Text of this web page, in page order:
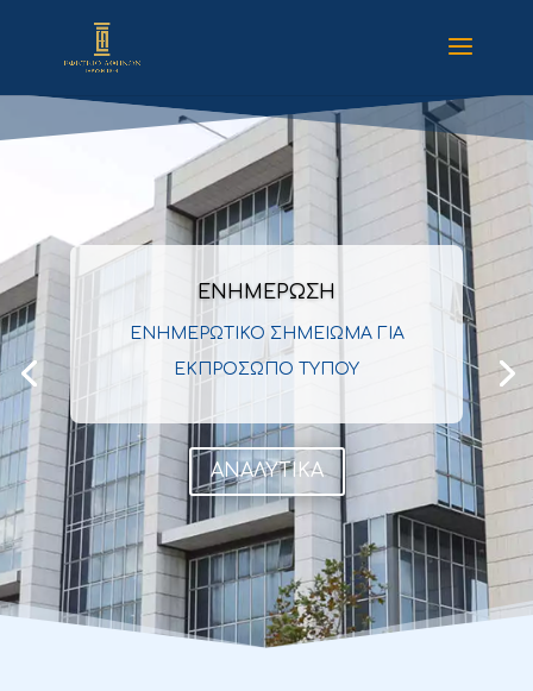
ΕΝΗΜΕΡΩΣΗ
ΕΝΗΜΕΡΩΤΙΚΟ ΣΗΜΕΙΩΜΑ ΓΙΑ
ΕΚΠΡΟΣΩΠΟ ΤΥΠΟΥ
ΑΝΑΛΥΤΙΚΑ
ΠΑΡΑΤΑΣΗ ΠΡΟΘΕΣΜΙΑΣ
ΠΟΛΙΤΙΚΩΝ ΥΠΟΘΕΣΕΩΝ